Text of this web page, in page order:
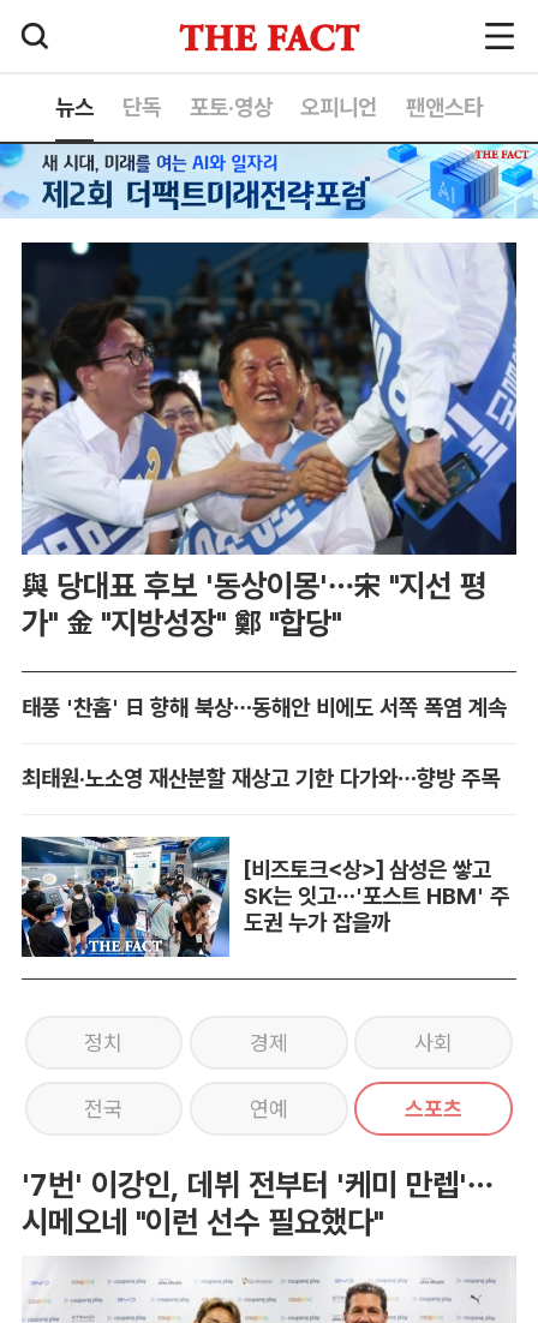
뉴스 단독 포토·영상 오피니언 팬앤스타
與 당대표 후보 '동상이몽'…宋 "지선 평
가" 金 "지방성장" 鄭 "합당"
태풍 '찬홈' 日 향해 북상…동해안 비에도 서쪽 폭염 계속
최태원·노소영 재산분할 재상고 기한 다가와…향방 주목
[비즈토크<상>] 삼성은 쌓고
SK는 잇고…'포스트 HBM' 주
도권 누가 잡을까
정치 경제 사회
전국 연예 스포츠
'7번' 이강인, 데뷔 전부터 '케미 만렙'…
시메오네 "이런 선수 필요했다"